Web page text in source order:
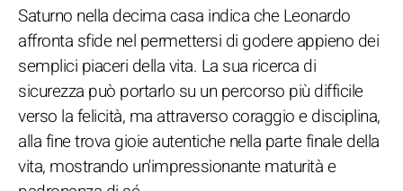
Saturno nella decima casa indica che Leonardo
affronta sfide nel permettersi di godere appieno dei
semplici piaceri della vita. La sua ricerca di
sicurezza può portarlo su un percorso più difficile
verso la felicità, ma attraverso coraggio e disciplina,
alla fine trova gioie autentiche nella parte finale della
vita, mostrando un'impressionante maturità e